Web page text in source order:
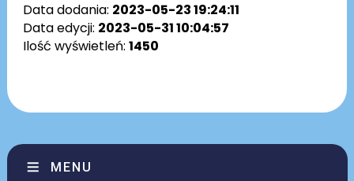
Data dodania: 2023-05-23 19:24:11
Data edycji: 2023-05-31 10:04:57
Ilość wyświetleń: 1450
MENU